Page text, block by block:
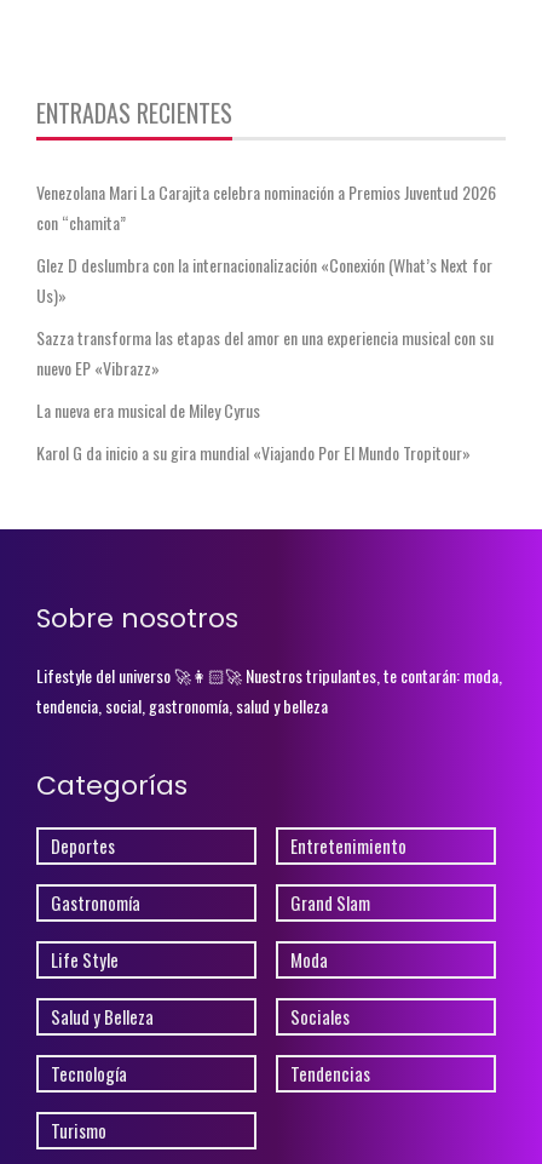
ENTRADAS RECIENTES
Venezolana Mari La Carajita celebra nominación a Premios Juventud 2026
con “chamita”
Glez D deslumbra con la internacionalización «Conexión (What’s Next for
Us)»
Sazza transforma las etapas del amor en una experiencia musical con su
nuevo EP «Vibrazz»
La nueva era musical de Miley Cyrus
Karol G da inicio a su gira mundial «Viajando Por El Mundo Tropitour»
Sobre nosotros
Lifestyle del universo 🚀👩🏻‍🚀 Nuestros tripulantes, te contarán: moda,
tendencia, social, gastronomía, salud y belleza
Categorías
Deportes Entretenimiento
Gastronomía Grand Slam
Life Style Moda
Salud y Belleza Sociales
Tecnología Tendencias
Turismo